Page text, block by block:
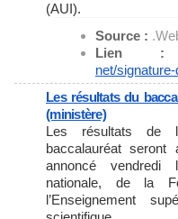
(AUI).
Source :
Lien
net/
Les résultats du
(ministère)
Les résultats de
baccalauréat
annoncé vendredi
nationale, de la
l’Enseignement